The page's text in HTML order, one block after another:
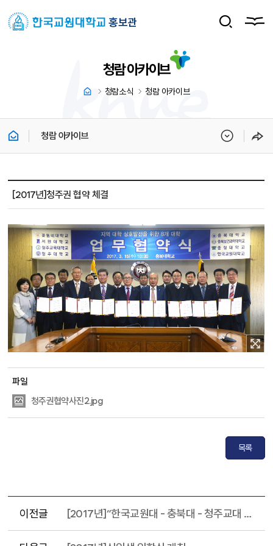
홍보관
청람 아카이브
청람소식 청람 아카이브
청람 아카이브
[2017년]청주권 협약 체결
파일
청주권협약사진2.jpg
목록
이전글 [2017년]“한국교원대 - 충북대 - 청주교대 국립대학 발전방향 및 고등교육 질 제고방안 공유